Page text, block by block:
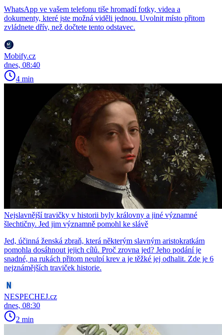
WhatsApp ve vašem telefonu tiše hromadí fotky, videa a
dokumenty, které jste možná viděli jednou. Uvolnit místo přitom
zvládnete dřív, než dočtete tento odstavec.
Mobify.cz
dnes, 08:40
4 min
Nejslavnější travičky v historii byly královny a jiné významné
šlechtičny. Jed jim významně pomohl ke slávě
Jed, účinná ženská zbraň, která některým slavným aristokratkám
pomohla dosáhnout jejich cílů. Proč zrovna jed? Jeho podání je
snadné, na rukách přitom neulpí krev a je těžké jej odhalit. Zde je 6
nejznámějších traviček historie.
NESPECHEJ.cz
dnes, 08:30
2 min